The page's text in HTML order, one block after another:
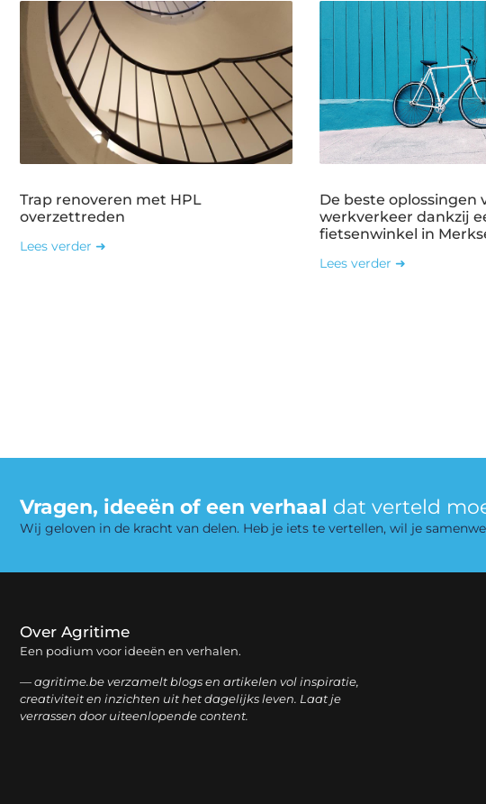
Trap renoveren met HPL
overzettreden
Lees verder ➜
De beste oplossingen
werkverkeer dankzij
fietsenwinkel in
Lees verder ➜
Vragen, ideeën of een verhaal dat verteld
Wij geloven in de kracht van delen. Heb je iets te vertellen, wil je
Over Agritime
Een podium voor ideeën en verhalen.
— agritime.be verzamelt blogs en artikelen vol inspiratie,
creativiteit en inzichten uit het dagelijks leven. Laat je
verrassen door uiteenlopende content.